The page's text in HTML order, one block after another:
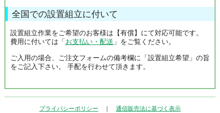
全国での設置組立に付いて
設置組立作業をご希望のお客様は【有償】にて対応可能です。
費用に付いては「お支払い・配送 」をご覧ください。
ご入用の場合、ご注文フォームの備考欄に「設置組立希望」の旨
をご記入下さい。 手配を行わせて頂きます。
プライバシーポリシー ｜ 通信販売法に基づく表示